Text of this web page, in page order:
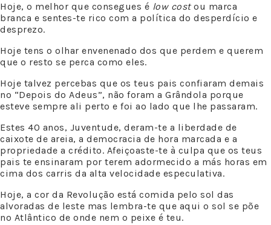
Hoje, o melhor que consegues é low costou marca
branca e sentes-te rico com a política do desperdício e
desprezo.
Hoje tens o olhar envenenado dos que perdem e querem
que o resto se perca como eles.
Hoje talvez percebas que os teus pais confiaram demais
no “Depois do Adeus”, não foram a Grândola porque
esteve sempre ali perto e foi ao lado que lhe passaram.
Estes 40 anos, Juventude, deram-te a liberdade de
caixote de areia, a democracia de hora marcada e a
propriedade a crédito. Afeiçoaste-te à culpa que os teus
pais te ensinaram por terem adormecido a más horas em
cima dos carris da alta velocidade especulativa.
Hoje, a cor da Revolução está comida pelo sol das
alvoradas de leste mas lembra-te que aqui o sol se põe
no Atlântico de onde nem o peixe é teu.